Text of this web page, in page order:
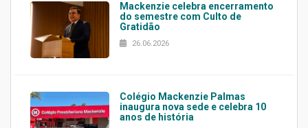
Mackenzie celebra encerramento
do semestre com Culto de
Gratidão
26.06.2026
Colégio Mackenzie Palmas
inaugura nova sede e celebra 10
anos de história